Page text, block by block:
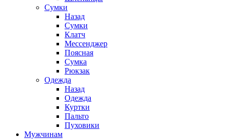
Cумки
Назад
Cумки
Клатч
Мессенджер
Поясная
Сумка
Рюкзак
Одежда
Назад
Одежда
Куртки
Пальто
Пуховики
Мужчинам